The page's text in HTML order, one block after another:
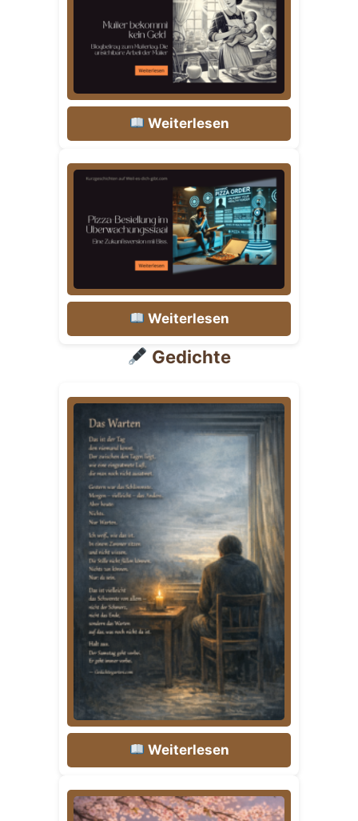
Weiterlesen
Weiterlesen
Gedichte
Weiterlesen